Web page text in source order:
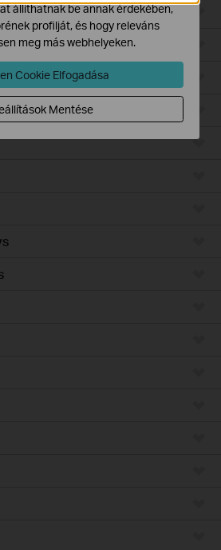
állíthatnak be annak érdekében,
profilját, és hogy releváns
meg más webhelyeken.
Cookie Elfogadása
Mentése